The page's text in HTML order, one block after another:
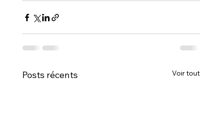
Posts récents Voir tout